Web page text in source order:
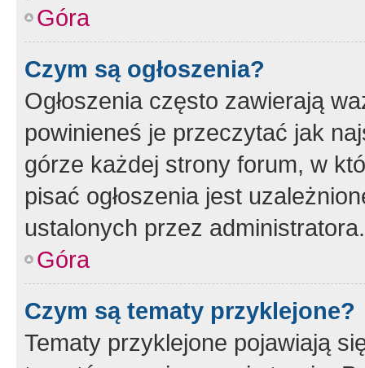
Góra
Czym są ogłoszenia?
Ogłoszenia często zawierają
powinieneś je przeczytać jak
górze każdej strony forum, w
pisać ogłoszenia jest
ustalonych przez administratora.
Góra
Czym są tematy przyklejone?
Tematy przyklejone pojawiają